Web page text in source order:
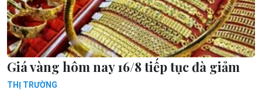
Giá vàng hôm nay 16/8 tiếp tục đà giảm
THỊ TRƯỜNG